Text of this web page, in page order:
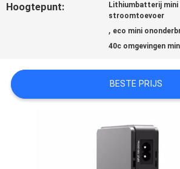
EEN
OFFERTE
Hoogtepunt:
Lithiumbatterij
stroomtoevoer
, eco mini
40c omgevingen
BESTE PRIJS